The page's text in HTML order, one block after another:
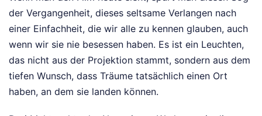
der Vergangenheit, dieses seltsame Verlangen nach
einer Einfachheit, die wir alle zu kennen glauben, auch
wenn wir sie nie besessen haben. Es ist ein Leuchten,
das nicht aus der Projektion stammt, sondern aus dem
tiefen Wunsch, dass Träume tatsächlich einen Ort
haben, an dem sie landen können.